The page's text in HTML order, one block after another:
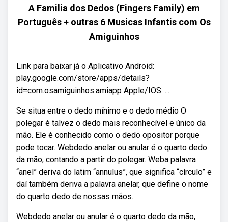
A Familia dos Dedos (Fingers Family) em
Português + outras 6 Musicas Infantis com Os
Amiguinhos
Link para baixar jà o Aplicativo Android:
play.google.com/store/apps/details?
id=com.osamiguinhos.amiapp Apple/IOS: ...
Se situa entre o dedo mínimo e o dedo médio O
polegar é talvez o dedo mais reconhecível e único da
mão. Ele é conhecido como o dedo opositor porque
pode tocar. Webdedo anelar ou anular é o quarto dedo
da mão, contando a partir do polegar. Weba palavra
“anel” deriva do latim “annulus”, que significa “círculo” e
daí também deriva a palavra anelar, que define o nome
do quarto dedo de nossas mãos.
Webdedo anelar ou anular é o quarto dedo da mão,